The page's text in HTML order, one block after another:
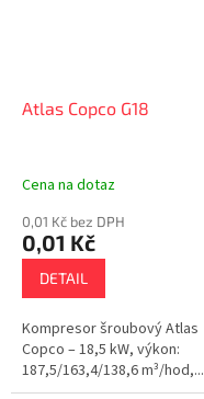
Atlas Copco G18
Cena na dotaz
0,01 Kč bez DPH
0,01 Kč
DETAIL
Kompresor šroubový Atlas
Copco – 18,5 kW, výkon:
187,5/163,4/138,6 m³/hod,...